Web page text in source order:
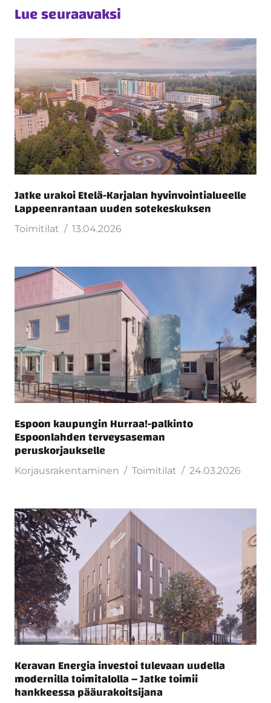
Lue seuraavaksi
Jatke urakoi Etelä-Karjalan hyvinvointialueelle
Lappeenrantaan uuden sotekeskuksen
Toimitilat 13.04.2026
Espoon kaupungin Hurraa!-palkinto
Espoonlahden terveysaseman
peruskorjaukselle
Korjausrakentaminen Toimitilat 24.03.2026
Keravan Energia investoi tulevaan uudella
modernilla toimitalolla – Jatke toimii
hankkeessa pääurakoitsijana